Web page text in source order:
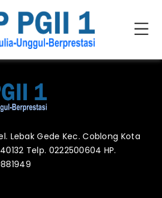
Lebak Gede Kec. Coblong Kota
Telp. 0222500604 HP.